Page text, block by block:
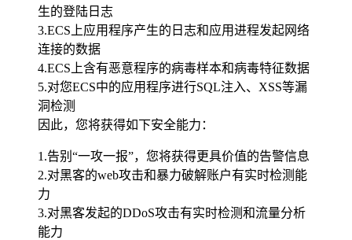
生的登陆日志
3.ECS上应用程序产生的日志和应用进程发起网络
连接的数据
4.ECS上含有恶意程序的病毒样本和病毒特征数据
5.对您ECS中的应用程序进行SQL注入、XSS等漏
洞检测
因此，您将获得如下安全能力：
1.告别“一攻一报”，您将获得更具价值的告警信息
2.对黑客的web攻击和暴力破解账户有实时检测能
力
3.对黑客发起的DDoS攻击有实时检测和流量分析
能力